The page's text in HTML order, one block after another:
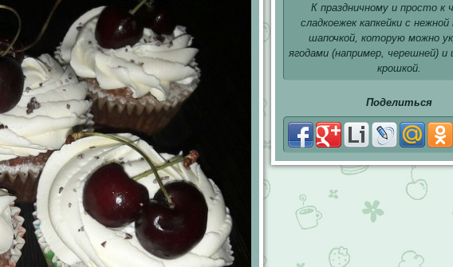
К праздничному и просто к
сладкоежек капкейки с нежной
шапочкой, которую можно
ягодами (например, черешней) и
крошкой.
Поделиться